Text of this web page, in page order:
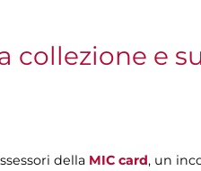
collezione e
della MIC card, un